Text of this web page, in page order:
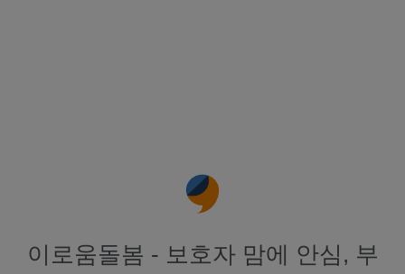
이로움돌봄 - 보호자 맘에 안심, 부